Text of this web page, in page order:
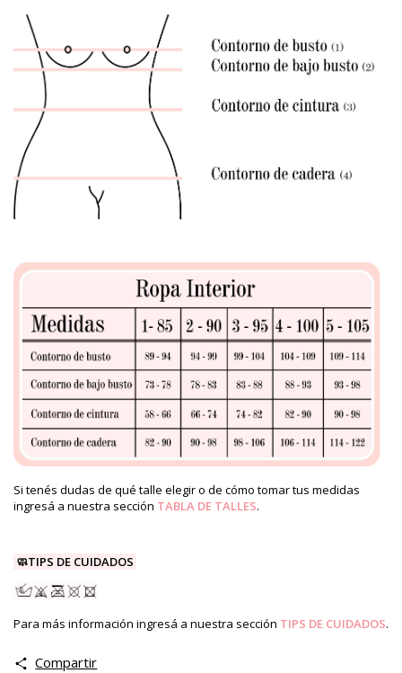
Si tenés dudas de qué talle elegir o de cómo tomar tus medidas
ingresá a nuestra sección TABLA DE TALLES.
🧼TIPS DE CUIDADOS
Para más información ingresá a nuestra sección TIPS DE CUIDADOS.
Compartir